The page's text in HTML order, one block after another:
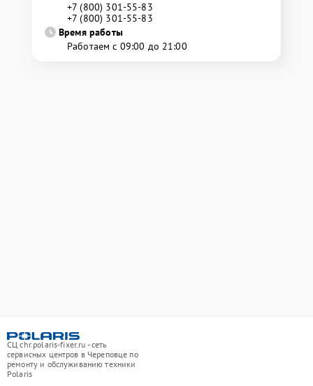
+7 (800) 301-55-83
+7 (800) 301-55-83
Время работы
Работаем с 09:00 до 21:00
СЦ chr.polaris-fixer.ru - сеть
сервисных центров в Череповце по
ремонту и обслуживанию техники
Polaris